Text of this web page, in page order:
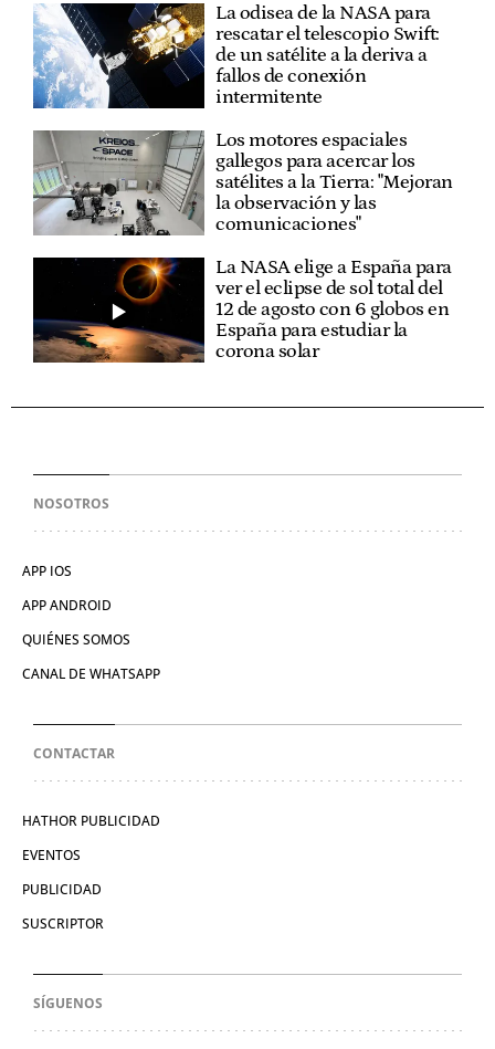
La odisea de la NASA para
rescatar el telescopio Swift:
de un satélite a la deriva a
fallos de conexión
intermitente
Los motores espaciales
gallegos para acercar los
satélites a la Tierra: "Mejoran
la observación y las
comunicaciones"
La NASA elige a España para
ver el eclipse de sol total del
12 de agosto con 6 globos en
España para estudiar la
corona solar
NOSOTROS
APP IOS
APP ANDROID
QUIÉNES SOMOS
CANAL DE WHATSAPP
CONTACTAR
HATHOR PUBLICIDAD
EVENTOS
PUBLICIDAD
SUSCRIPTOR
SÍGUENOS